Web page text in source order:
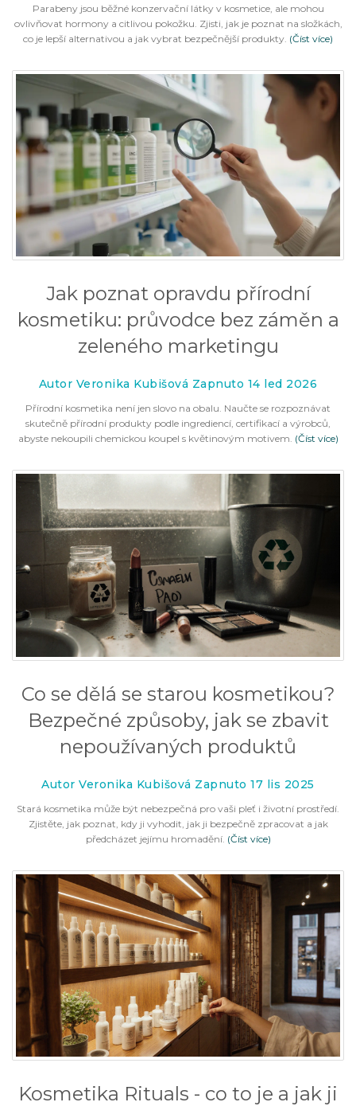
Parabeny jsou běžné konzervační látky v kosmetice, ale mohou
ovlivňovat hormony a citlivou pokožku. Zjisti, jak je poznat na složkách,
co je lepší alternativou a jak vybrat bezpečnější produkty. (Číst více)
Jak poznat opravdu přírodní
kosmetiku: průvodce bez záměn a
zeleného marketingu
Autor Veronika Kubišová Zapnuto 14 led 2026
Přírodní kosmetika není jen slovo na obalu. Naučte se rozpoznávat
skutečně přírodní produkty podle ingrediencí, certifikací a výrobců,
abyste nekoupili chemickou koupel s květinovým motivem. (Číst více)
Co se dělá se starou kosmetikou?
Bezpečné způsoby, jak se zbavit
nepoužívaných produktů
Autor Veronika Kubišová Zapnuto 17 lis 2025
Stará kosmetika může být nebezpečná pro vaši pleť i životní prostředí.
Zjistěte, jak poznat, kdy ji vyhodit, jak ji bezpečně zpracovat a jak
předcházet jejímu hromadění. (Číst více)
Kosmetika Rituals - co to je a jak ji